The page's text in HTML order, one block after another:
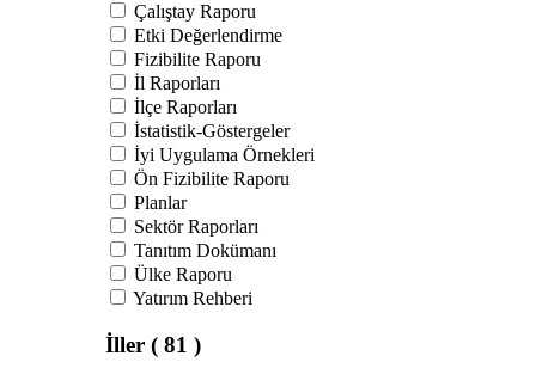
Çalıştay Raporu
Etki Değerlendirme
Fizibilite Raporu
İl Raporları
İlçe Raporları
İstatistik-Göstergeler
İyi Uygulama Örnekleri
Ön Fizibilite Raporu
Planlar
Sektör Raporları
Tanıtım Dokümanı
Ülke Raporu
Yatırım Rehberi
İller ( 81 )